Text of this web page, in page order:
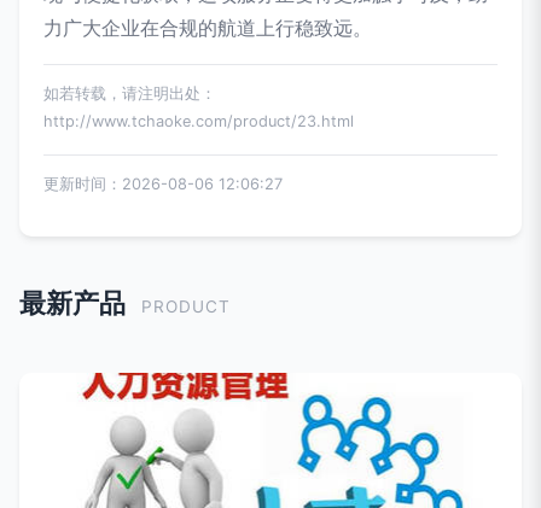
力广大企业在合规的航道上行稳致远。
如若转载，请注明出处：
http://www.tchaoke.com/product/23.html
更新时间：2026-08-06 12:06:27
最新产品 PRODUCT